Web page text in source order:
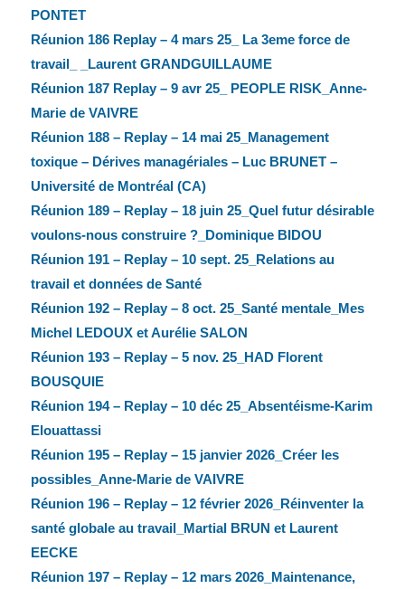
PONTET
Réunion 186 Replay – 4 mars 25_ La 3eme force de
travail_ _Laurent GRANDGUILLAUME
Réunion 187 Replay – 9 avr 25_ PEOPLE RISK_Anne-
Marie de VAIVRE
Réunion 188 – Replay – 14 mai 25_Management
toxique – Dérives managériales – Luc BRUNET –
Université de Montréal (CA)
Réunion 189 – Replay – 18 juin 25_Quel futur désirable
voulons-nous construire ?_Dominique BIDOU
Réunion 191 – Replay – 10 sept. 25_Relations au
travail et données de Santé
Réunion 192 – Replay – 8 oct. 25_Santé mentale_Mes
Michel LEDOUX et Aurélie SALON
Réunion 193 – Replay – 5 nov. 25_HAD Florent
BOUSQUIE
Réunion 194 – Replay – 10 déc 25_Absentéisme-Karim
Elouattassi
Réunion 195 – Replay – 15 janvier 2026_Créer les
possibles_Anne-Marie de VAIVRE
Réunion 196 – Replay – 12 février 2026_Réinventer la
santé globale au travail_Martial BRUN et Laurent
EECKE
Réunion 197 – Replay – 12 mars 2026_Maintenance,